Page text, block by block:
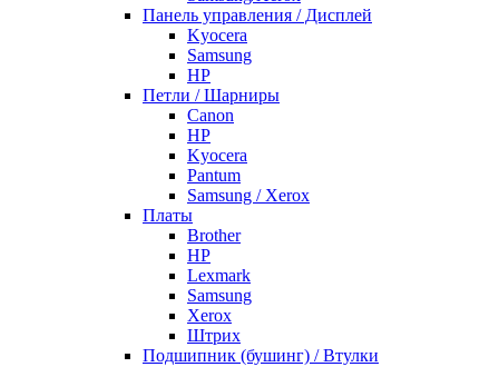
Панель управления / Дисплей
Kyocera
Samsung
НР
Петли / Шарниры
Canon
HP
Kyocera
Pantum
Samsung / Xerox
Платы
Brother
HP
Lexmark
Samsung
Xerox
Штрих
Подшипник (бушинг) / Втулки